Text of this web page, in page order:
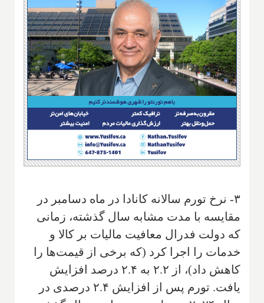
۳- نرخ تورم سالانه کانادا در ماه دسامبر در
مقایسه با مدت مشابه سال گذشته، زمانی
که دولت فدرال معافیت مالیات بر کالا و
خدمات را اجرا کرد (که برخی از قیمت‌ها را
کاهش داد)، از ۲.۲ به ۲.۴ درصد افزایش
یافت. تورم پس از افزایش ۲.۴ درصدی در